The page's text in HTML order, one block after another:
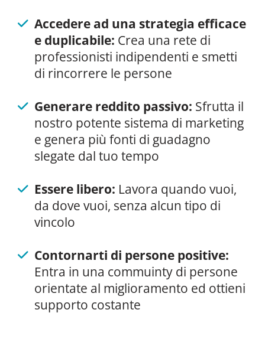
Accedere ad una strategia efficace
e duplicabile: Crea una rete di
professionisti indipendenti e smetti
di rincorrere le persone
Generare reddito passivo: Sfrutta il
nostro potente sistema di marketing
e genera più fonti di guadagno
slegate dal tuo tempo
Essere libero: Lavora quando vuoi,
da dove vuoi, senza alcun tipo di
vincolo
Contornarti di persone positive:
Entra in una commuinty di persone
orientate al miglioramento ed ottieni
supporto costante